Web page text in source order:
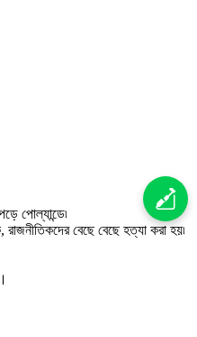
পোল্যান্ডে৷
বেছে বেছে হত্যা করা হয়৷